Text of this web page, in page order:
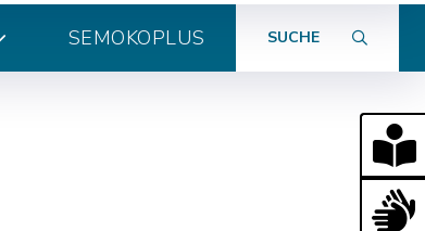
SEMOKOPLUS SUCHE